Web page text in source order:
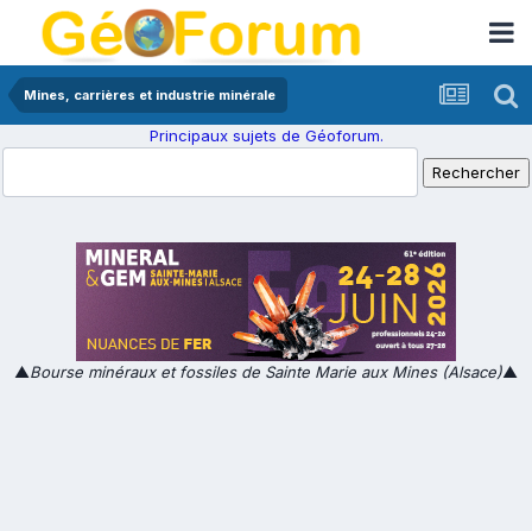
Mines, carrières et industrie minérale
Principaux sujets de Géoforum.
▲Bourse minéraux et fossiles de Sainte Marie aux Mines (Alsace)▲